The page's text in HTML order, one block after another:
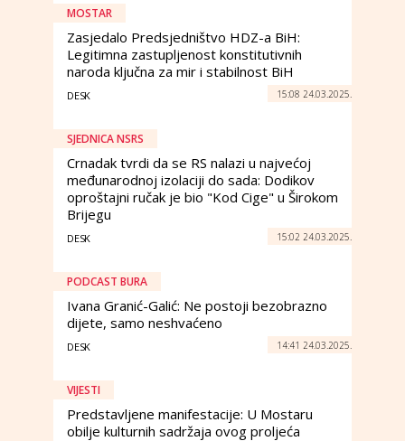
MOSTAR
Zasjedalo Predsjedništvo HDZ-a BiH:
Legitimna zastupljenost konstitutivnih
naroda ključna za mir i stabilnost BiH
DESK 15:08 24.03.2025.
SJEDNICA NSRS
Crnadak tvrdi da se RS nalazi u najvećoj
međunarodnoj izolaciji do sada: Dodikov
oproštajni ručak je bio "Kod Cige" u Širokom
Brijegu
DESK 15:02 24.03.2025.
PODCAST BURA
Ivana Granić-Galić: Ne postoji bezobrazno
dijete, samo neshvaćeno
DESK 14:41 24.03.2025.
VIJESTI
Predstavljene manifestacije: U Mostaru
obilje kulturnih sadržaja ovog proljeća